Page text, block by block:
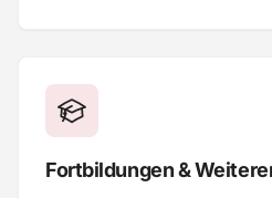
Fortbildungen &